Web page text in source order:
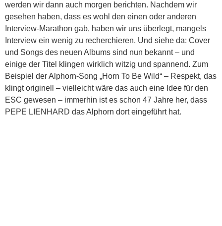
werden wir dann auch morgen berichten. Nachdem wir
gesehen haben, dass es wohl den einen oder anderen
Interview-Marathon gab, haben wir uns überlegt, mangels
Interview ein wenig zu recherchieren. Und siehe da: Cover
und Songs des neuen Albums sind nun bekannt – und
einige der Titel klingen wirklich witzig und spannend. Zum
Beispiel der Alphorn-Song „Horn To Be Wild“ – Respekt, das
klingt originell – vielleicht wäre das auch eine Idee für den
ESC gewesen – immerhin ist es schon 47 Jahre her, dass
PEPE LIENHARD das Alphorn dort eingeführt hat.